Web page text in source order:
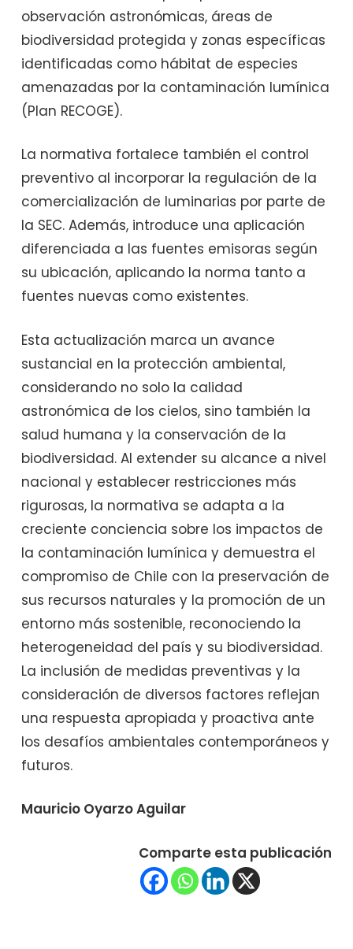
observación astronómicas, áreas de
biodiversidad protegida y zonas específicas
identificadas como hábitat de especies
amenazadas por la contaminación lumínica
(Plan RECOGE).
La normativa fortalece también el control
preventivo al incorporar la regulación de la
comercialización de luminarias por parte de
la SEC. Además, introduce una aplicación
diferenciada a las fuentes emisoras según
su ubicación, aplicando la norma tanto a
fuentes nuevas como existentes.
Esta actualización marca un avance
sustancial en la protección ambiental,
considerando no solo la calidad
astronómica de los cielos, sino también la
salud humana y la conservación de la
biodiversidad. Al extender su alcance a nivel
nacional y establecer restricciones más
rigurosas, la normativa se adapta a la
creciente conciencia sobre los impactos de
la contaminación lumínica y demuestra el
compromiso de Chile con la preservación de
sus recursos naturales y la promoción de un
entorno más sostenible, reconociendo la
heterogeneidad del país y su biodiversidad.
La inclusión de medidas preventivas y la
consideración de diversos factores reflejan
una respuesta apropiada y proactiva ante
los desafíos ambientales contemporáneos y
futuros.
Mauricio Oyarzo Aguilar
Comparte esta publicación